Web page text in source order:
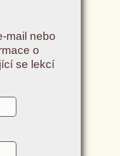
mail nebo
o
se lekcí